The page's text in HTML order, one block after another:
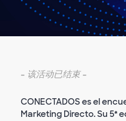
- 该活动已结束-
CONECTADOS es el
Marketing Directo. Su 5ª